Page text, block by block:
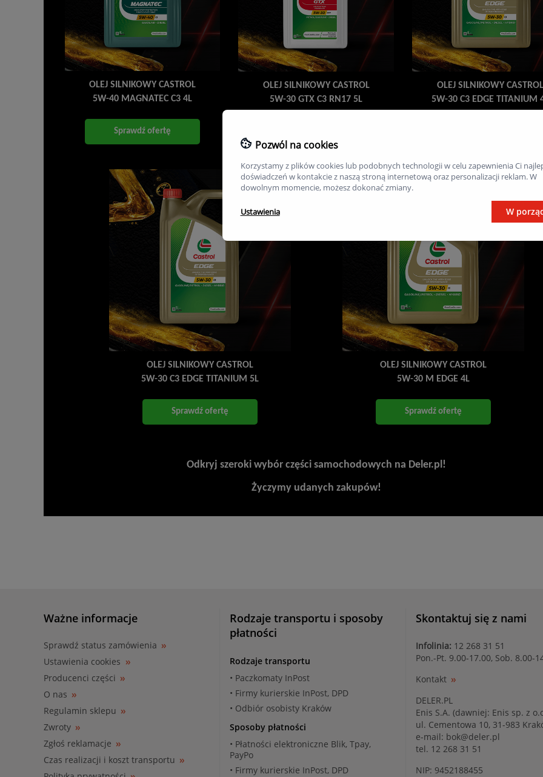
OLEJ SILNIKOWY CASTROL
5W-40 MAGNATEC C3 4L
Sprawdź ofertę
OLEJ SILNIKOWY CASTROL
5W-30 GTX C3 RN17 5L
OLEJ SILNIKOWY CASTROL
5W-30 C3 EDGE TITANIUM
OLEJ SILNIKOWY CASTROL
5W-30 C3 EDGE TITANIUM 5L
Sprawdź ofertę
OLEJ SILNIKOWY CASTROL
5W-30 M EDGE 4L
Sprawdź ofertę
Odkryj szeroki wybór części samochodowych na Deler.pl!
Życzymy udanych zakupów!
Ważne informacje
Sprawdź status zamówienia
Ustawienia cookies
Producenci części
O nas
Regulamin sklepu
Zwroty
Zgłoś reklamacje
Czas realizacji i koszt transportu
Rodzaje transportu i sposoby
płatności
Rodzaje transportu
• Paczkomaty InPost
• Firmy kurierskie InPost, DPD
• Odbiór osobisty Kraków
Sposoby płatności
• Płatności elektroniczne Blik, Tpay,
PayPo
• Firmy kurierskie InPost, DPD
Skontaktuj się z nami
Infolinia: 12 268 31 51
Pon.-Pt. 9.00-17.00, Sob. 8.00-
Kontakt
DELER.PL
Enis S.A. (dawniej: Enis sp. z
ul. Cementowa 10, 31-983
e-mail: bok@deler.pl
tel. 12 268 31 51
NIP: 9452188455
Pozwól na cookies
Korzystamy z plików cookies lub podobnych technologii w celu zapewnienia Ci
doświadczeń w kontakcie z naszą stroną internetową oraz personalizacji reklam. W
dowolnym momencie, możesz dokonać zmiany.
Ustawienia W